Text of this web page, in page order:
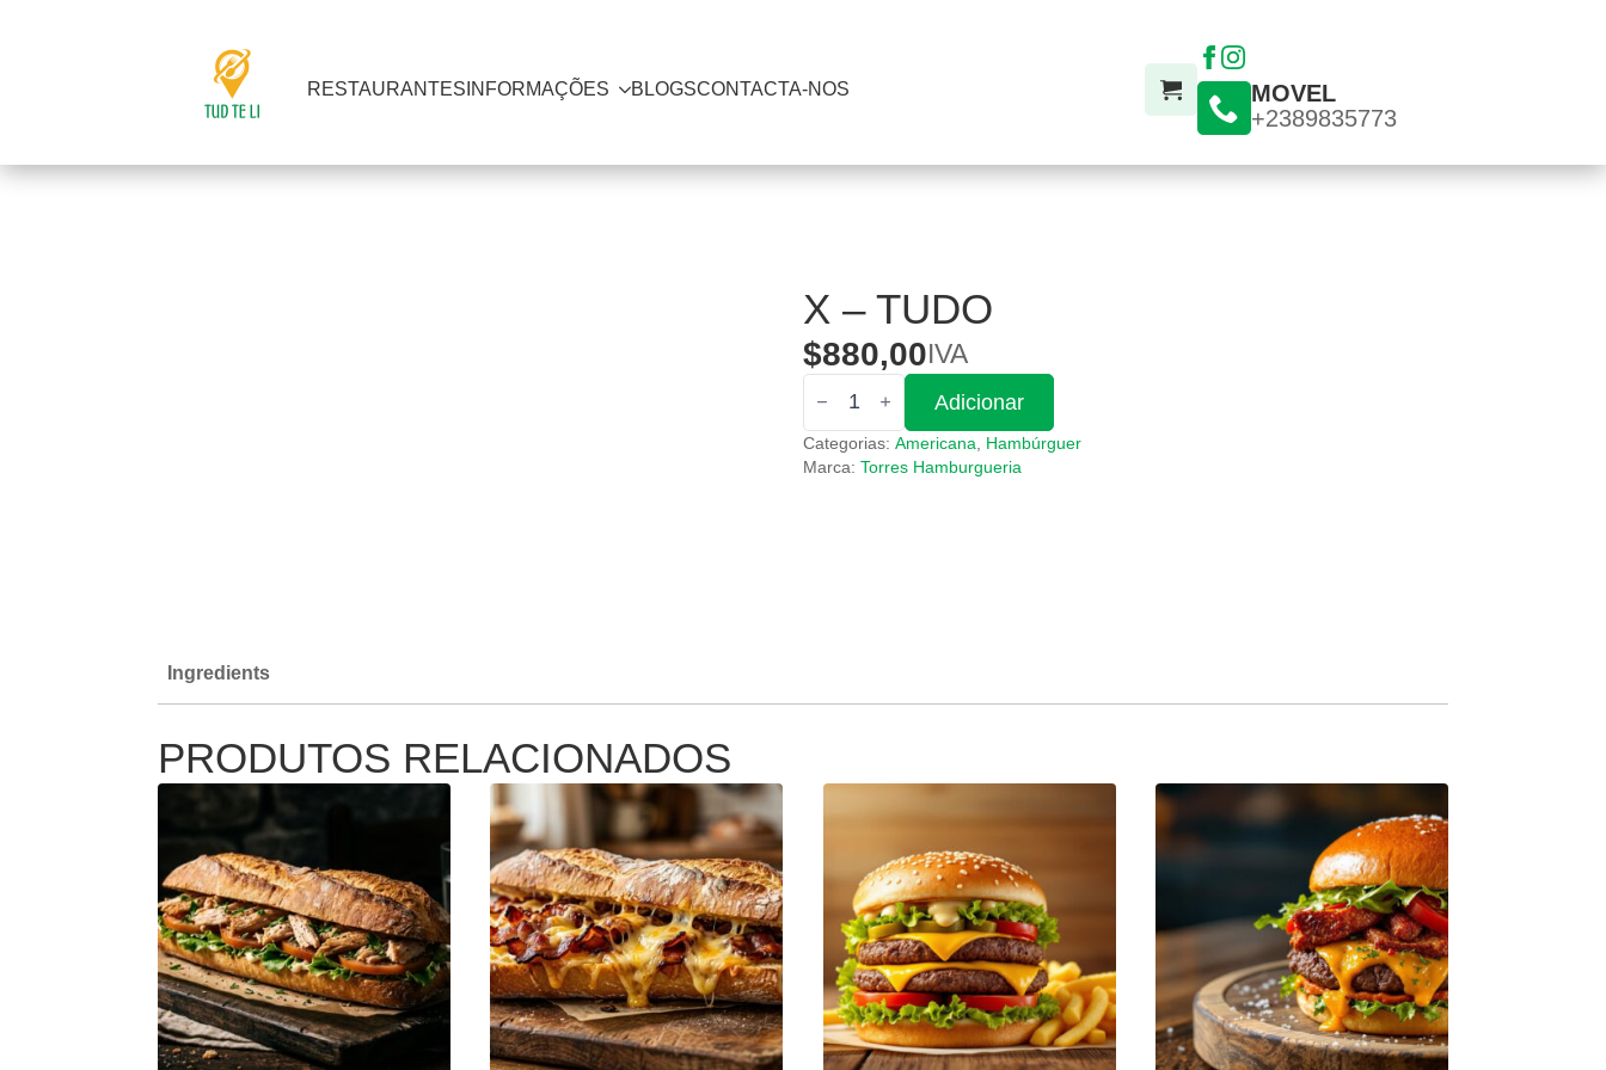
RESTAURANTES INFORMAÇÕES BLOGSCONTACTA-NOS
MOVEL
+2389835773
X – TUDO
$880,00IVA
Quantidade
de
X
-
Tudo
Adicionar
Categorias: Americana
Hambúrguer
Marca: Torres Hamburgueria
Ingredients
PRODUTOS RELACIONADOS